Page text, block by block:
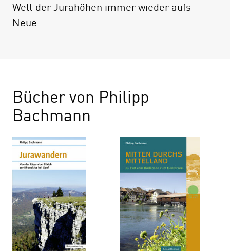
Welt der Jurahöhen immer wieder aufs
Neue.
Bücher von Philipp
Bachmann